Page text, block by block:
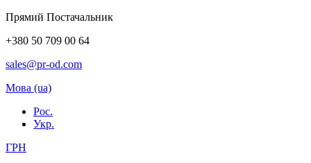
Прямий Постачальник
+380 50 709 00 64
sales@pr-od.com
Мова (ua)
Рос.
Укр.
ГРН